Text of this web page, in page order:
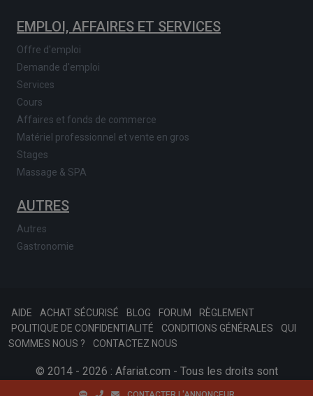
EMPLOI, AFFAIRES ET SERVICES
Offre d'emploi
Demande d'emploi
Services
Cours
Affaires et fonds de commerce
Matériel professionnel et vente en gros
Stages
Massage & SPA
AUTRES
Autres
Gastronomie
AIDE ACHAT SÉCURISÉ BLOG FORUM
RÈGLEMENT
POLITIQUE DE CONFIDENTIALITÉ
CONDITIONS GÉNÉRALES
QUI
SOMMES NOUS ?
CONTACTEZ NOUS
© 2014 - 2026 : Afariat.com - Tous les droits sont
réservés.SKONSOFTTinast.fr